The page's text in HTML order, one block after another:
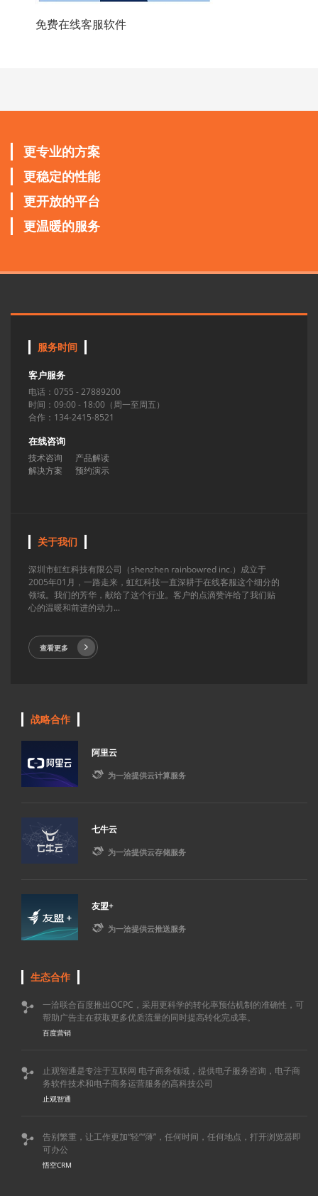
免费在线客服软件
更专业的方案
更稳定的性能
更开放的平台
更温暖的服务
服务时间
客户服务
电话：0755 - 27889200
时间：09:00 - 18:00（周一至周五）
合作：134-2415-8521
在线咨询
技术咨询
产品解读
解决方案
预约演示
关于我们
深圳市虹红科技有限公司（shenzhen rainbowred inc.）成立于
2005年01月，一路走来，虹红科技一直深耕于在线客服这个细分的
领域。我们的芳华，献给了这个行业。客户的点滴赞许给了我们贴
心的温暖和前进的动力...
查看更多
战略合作
阿里云
 为一洽提供云计算服务
七牛云
 为一洽提供云存储服务
友盟+
 为一洽提供云推送服务
生态合作

一洽联合百度推出OCPC，采用更科学的转化率预估机制的准确性，可
帮助广告主在获取更多优质流量的同时提高转化完成率。
百度营销

止观智通是专注于互联网 电子商务领域，提供电子服务咨询，电子商
务软件技术和电子商务运营服务的高科技公司
止观智通

告别繁重，让工作更加“轻”“薄”，任何时间，任何地点，打开浏览器即
可办公
悟空CRM